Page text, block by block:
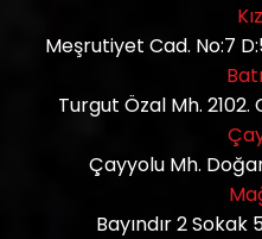
Meşrutiyet Cad. No:7
Turgut Özal Mh.
Çayyolu Mh.
Bayındır 2 Sokak